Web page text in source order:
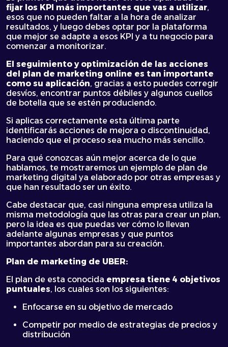
fijar los KPI más importantes que vas a utilizar,
esos que no pueden faltar a la hora de analizar
resultados, y luego debes optar por la plataforma
que mejor se adapte a esos KPI y a tu negocio para
comenzar a monitorizar.
El seguimiento y optimización de las acciones
del plan de marketing online es tan importante
como su aplicación, gracias a esto puedes corregir
desvíos, encontrar puntos débiles y algunos cuellos
de botella que se estén produciendo.
Si aplicas correctamente esta última parte
identificarás acciones de mejora o discontinuidad,
haciendo que el proceso sea mucho más sencillo.
Para qué conozcas aún mejor acerca de lo que
hablamos, te mostraremos un ejemplo de plan de
marketing digital ya elaborado por otras empresas y
que han resultado ser un éxito.
Cabe destacar que, casi ninguna empresa utiliza la
misma metodología que las otras para crear un plan,
pero la idea es que puedas ver cómo lo llevan
adelante algunas empresas y que puntos
importantes abordan para su creación.
Plan de marketing de UBER:
El plan de esta conocida empresa tiene 4 objetivos
puntuales, los cuales son los siguientes:
Enfocarse en su objetivo de mercado
Competir por medio de estrategias de precios y
distribución